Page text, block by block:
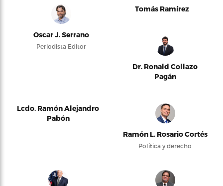
Oscar J. Serrano
Periodista Editor
Tomás Ramírez
Dr. Ronald Collazo
Pagán
Lcdo. Ramón Alejandro
Pabón
Ramón L. Rosario Cortés
Política y derecho